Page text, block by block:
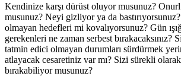
Kendinize karşı dürüst oluyor musunuz?
musunuz? Neyi gizliyor ya da bastırıyorsunuz?
olmayan hedefleri mi kovalıyorsunuz? Gün
gerekenleri ne zaman serbest bırakacaksınız?
tatmin edici olmayan durumları sürdürmek
atlayacak cesaretiniz var mı? Sizi sürekli
bırakabiliyor musunuz?